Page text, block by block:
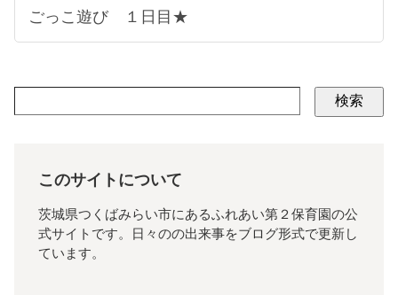
ごっこ遊び １日目★
検索
このサイトについて
茨城県つくばみらい市にあるふれあい第２保育園の公
式サイトです。日々のの出来事をブログ形式で更新し
ています。